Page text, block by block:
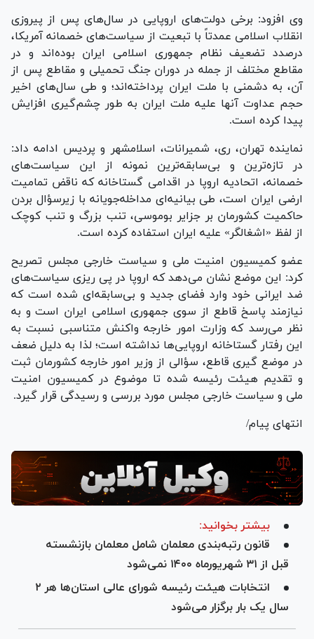
وی افزود: برخی دولت‌های اروپایی در سال‌های پس از پیروزی
انقلاب اسلامی عمدتاً با تبعیت از سیاست‌های خصمانه آمریکا،
درصدد تضعیف نظام جمهوری اسلامی ایران بوده‌اند و در
مقاطع مختلف از جمله در دوران جنگ تحمیلی و مقاطع پس از
آن، به دشمنی با ملت ایران پرداخته‌اند؛ و طی سال‌های اخیر
حجم عداوت آنها علیه ملت ایران به طور چشم‌گیری افزایش
پیدا کرده است.
نماینده تهران، ری، شمیرانات، اسلامشهر و پردیس ادامه داد:
در تازه‌ترین و بی‌سابقه‌ترین نمونه از این سیاست‌های
خصمانه، اتحادیه اروپا در اقدامی گستاخانه که ناقض تمامیت
ارضی ایران است، طی بیانیه‌ای مداخله‌جویانه با زیرسؤال بردن
حاکمیت کشورمان بر جزایر بوموسی، تنب بزرگ و تنب کوچک
از لفظ «اشغالگر» علیه ایران استفاده کرده است.
عضو کمیسیون امنیت ملی و سیاست خارجی مجلس تصریح
کرد: این موضع نشان می‌دهد که اروپا در پی ریزی سیاست‌های
ضد ایرانی خود وارد فضای جدید و بی‌سابقه‌ای شده است که
نیازمند پاسخ قاطع از سوی جمهوری اسلامی ایران است و به
نظر می‌رسد که وزارت امور خارجه واکنش متناسبی نسبت به
این رفتار گستاخانه اروپایی‌ها نداشته است؛ لذا به دلیل ضعف
در موضع گیری قاطع، سؤالی از وزیر امور خارجه کشورمان ثبت
و تقدیم هیئت رئیسه شده تا موضوع در کمیسیون امنیت
ملی و سیاست خارجی مجلس مورد بررسی و رسیدگی قرار گیرد.
انتهای پیام/
بیشتر بخوانید:
قانون رتبه‌بندی معلمان شامل معلمان بازنشسته
قبل از ۳۱ شهریورماه ۱۴۰۰ نمی‌شود
انتخابات هیئت رئیسه شورای عالی استان‌ها هر ۲
سال یک‌ بار برگزار می‌شود